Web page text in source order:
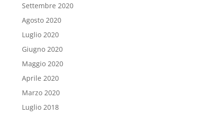
Settembre 2020
Agosto 2020
Luglio 2020
Giugno 2020
Maggio 2020
Aprile 2020
Marzo 2020
Luglio 2018